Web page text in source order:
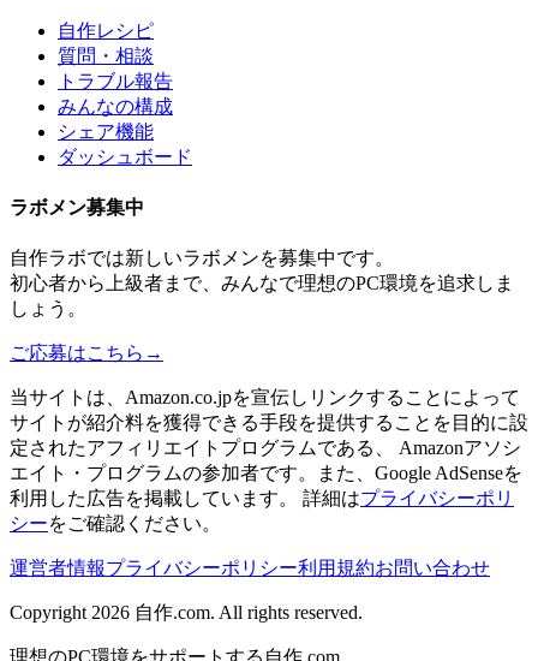
自作レシピ
質問・相談
トラブル報告
みんなの構成
シェア機能
ダッシュボード
ラボメン募集中
自作ラボでは新しいラボメンを募集中です。
初心者から上級者まで、みんなで理想のPC環境を追求しま
しょう。
ご応募はこちら →
当サイトは、Amazon.co.jpを宣伝しリンクすることによって
サイトが紹介料を獲得できる手段を提供することを目的に設
定されたアフィリエイトプログラムである、 Amazonアソシ
エイト・プログラムの参加者です。また、Google AdSenseを
利用した広告を掲載しています。 詳細はプライバシーポリ
シーをご確認ください。
運営者情報プライバシーポリシー利用規約お問い合わせ
Copyright 2026 自作.com. All rights reserved.
理想のPC環境をサポートする自作.com